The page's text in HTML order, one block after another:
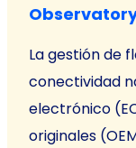
La gestión de
conectividad
electrónico
originales